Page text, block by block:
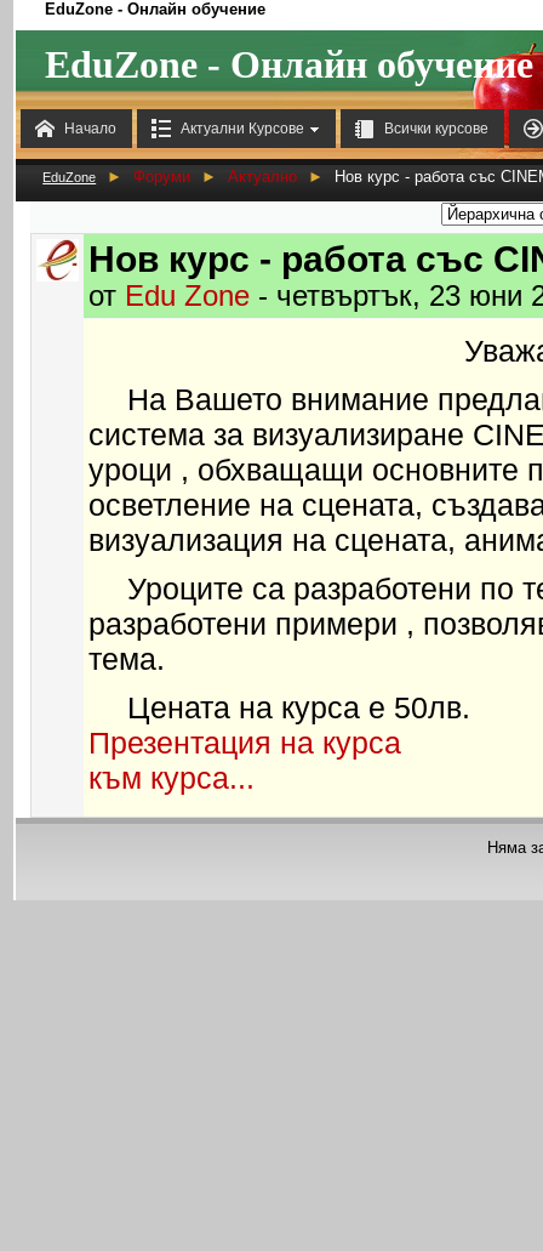
 Начало  Актуални Курсове  Всички курсове 
EduZone - Онлайн обучение
EduZone - Онлайн обучение
EduZone ► Форуми ► Актуално ► Нов курс - работа със
Нов курс - работа със
от Edu Zone - четвъртък, 23 юни
На Вашето внимание
система за визуализиране
уроци , обхващащи основните
осветление на сцената,
визуализация на сцената,
Уроците са разработени по
разработени примери ,
тема.
Цената на курса е 50лв.
Презентация на курса
към курса...
Няма